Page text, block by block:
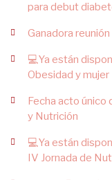
para debut
Ganadora
💻Ya están
Obesidad y mujer
Fecha acto único
y Nutrición
💻Ya están
IV Jornada de